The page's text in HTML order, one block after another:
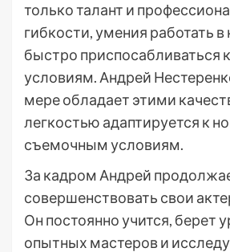
только талант и
гибкости, умения работать в
быстро приспосабливаться
условиям. Андрей
мере обладает этими
легкостью адаптируется к
съемочным условиям.
За кадром Андрей
совершенствовать свои
Он постоянно учится, берет
опытных мастеров и